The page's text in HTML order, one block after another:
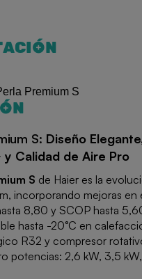
Premium S
S: Diseño
Calidad de Aire Pro
S de Haier es la
incorporando mejoras en
8,80 y SCOP hasta
hasta -20°C en
R32 y compresor
potencias: 2,6 kW, 3,5